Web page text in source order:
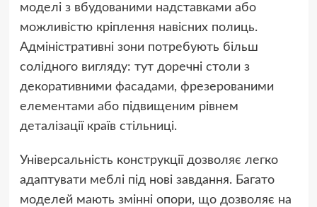
моделі з вбудованими надставками або
можливістю кріплення навісних полиць.
Адміністративні зони потребують більш
солідного вигляду: тут доречні столи з
декоративними фасадами, фрезерованими
елементами або підвищеним рівнем
деталізації країв стільниці.
Універсальність конструкції дозволяє легко
адаптувати меблі під нові завдання. Багато
моделей мають змінні опори, що дозволяє на